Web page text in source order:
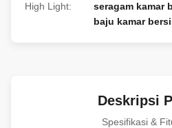
High Light:
seragam kamar
baju kamar
Deskripsi
Spesifikasi &